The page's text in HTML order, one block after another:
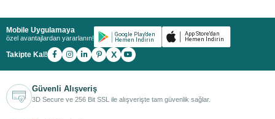
Mobile Uygulamaya
özel avantajlardan yararlanın!
Takipte Kal! X
Güvenli Alışveriş
3D Secure ve 256 Bit SSL ile alışverişte tam güvenlik sağlar.